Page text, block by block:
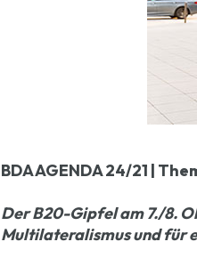
BDA AGENDA 24/21 |
Der B20-Gipfel am 7./8.
Multilateralismus und für